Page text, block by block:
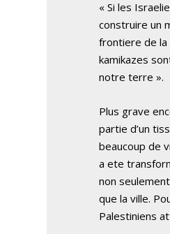
« Si les
construire un
frontiere de la
kamikazes
notre terre ».
Plus grave
partie d’un
beaucoup de
a ete
non
que la ville.
Palestiniens